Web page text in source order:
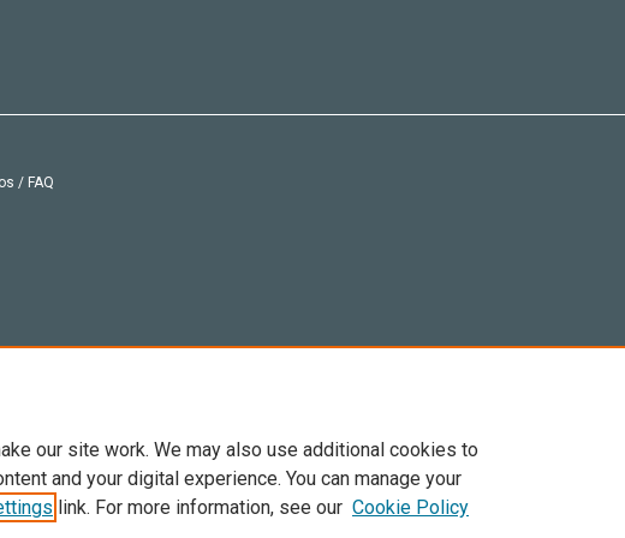
/ FAQ
© 2026 Elsevier, sus licenciantes y colaboradores. Se reservan todos los derechos,
our site work. We may also use additional cookies to
and your digital experience. You can manage your
link. For more information, see our Cookie Policy